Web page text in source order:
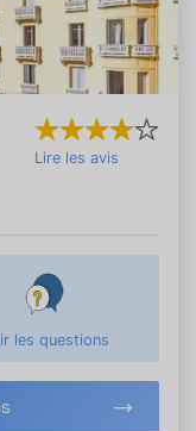
Lire les avis
les questions